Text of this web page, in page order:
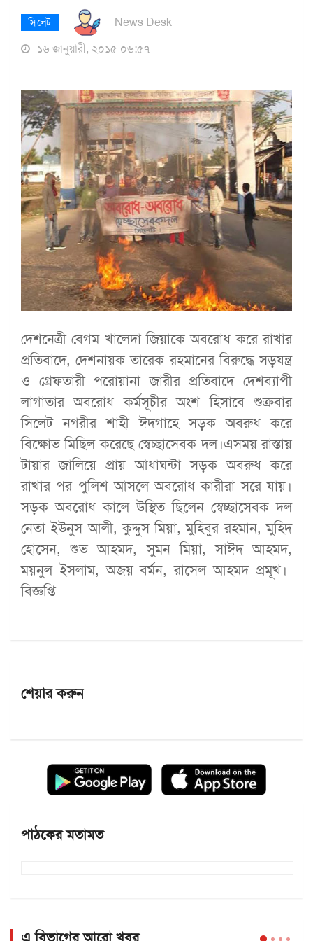
সিলেট
News Desk
১৬ জানুয়ারী, ২০১৫ ০৬:৫৭
দেশনেত্রী বেগম খালেদা জিয়াকে অবরোধ করে রাখার
প্রতিবাদে, দেশনায়ক তারেক রহমানের বিরুদ্ধে সড়যন্ত্র
ও গ্রেফতারী পরোয়ানা জারীর প্রতিবাদে দেশব্যাপী
লাগাতার অবরোধ কর্মসূচীর অংশ হিসাবে শুক্রবার
সিলেট নগরীর শাহী ঈদগাহে সড়ক অবরুধ করে
বিক্ষোভ মিছিল করেছে স্বেচ্ছাসেবক দল।এসময় রাস্তায়
টায়ার জালিয়ে প্রায় আধাঘন্টা সড়ক অবরুধ করে
রাখার পর পুলিশ আসলে অবরোধ কারীরা সরে যায়।
সড়ক অবরোধ কালে উস্থিত ছিলেন স্বেচ্ছাসেবক দল
নেতা ইউনুস আলী, কুদ্দুস মিয়া, মুহিবুর রহমান, মুহিদ
হোসেন, শুভ আহমদ, সুমন মিয়া, সাঈদ আহমদ,
ময়নুল ইসলাম, অজয় বর্মন, রাসেল আহমদ প্রমূখ।-
বিজ্ঞপ্তি
শেয়ার করুন
পাঠকের মতামত